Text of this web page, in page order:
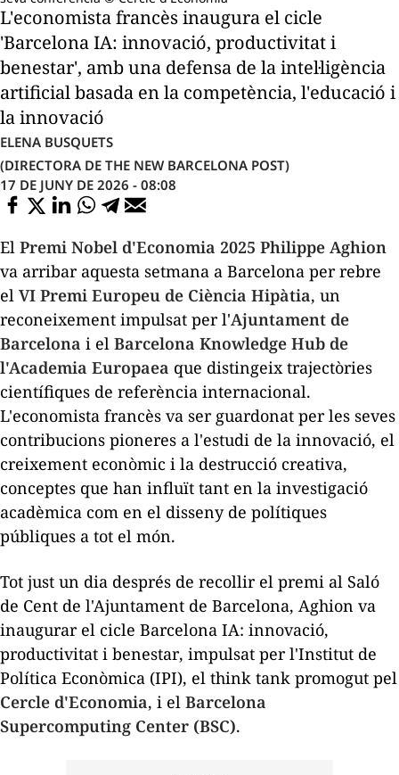
L'economista francès inaugura el cicle
'Barcelona IA: innovació, productivitat i
benestar', amb una defensa de la intel·ligència
artificial basada en la competència, l'educació i
la innovació
ELENA BUSQUETS
(DIRECTORA DE THE NEW BARCELONA POST)
17 DE JUNY DE 2026 - 08:08
El Premi Nobel d'Economia 2025 Philippe Aghion
va arribar aquesta setmana a Barcelona per rebre
el VI Premi Europeu de Ciència Hipàtia, un
reconeixement impulsat per l'Ajuntament de
Barcelona i el Barcelona Knowledge Hub de
l'Academia Europaea que distingeix trajectòries
científiques de referència internacional.
L'economista francès va ser guardonat per les seves
contribucions pioneres a l'estudi de la innovació, el
creixement econòmic i la destrucció creativa,
conceptes que han influït tant en la investigació
acadèmica com en el disseny de polítiques
públiques a tot el món.
Tot just un dia després de recollir el premi al Saló
de Cent de l'Ajuntament de Barcelona, Aghion va
inaugurar el cicle Barcelona IA: innovació,
productivitat i benestar, impulsat per l'Institut de
Política Econòmica (IPI), el think tank promogut pel
Cercle d'Economia, i el Barcelona
Supercomputing Center (BSC).